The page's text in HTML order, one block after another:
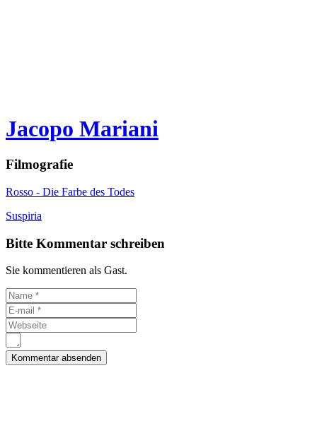
Jacopo Mariani
Filmografie
Rosso - Die Farbe des Todes
Suspiria
Bitte Kommentar schreiben
Sie kommentieren als Gast.